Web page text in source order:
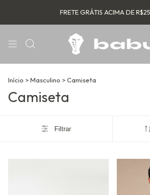
FRETE GRÁTIS ACIMA DE
Início >Masculino >Camiseta
Camiseta
Filtrar